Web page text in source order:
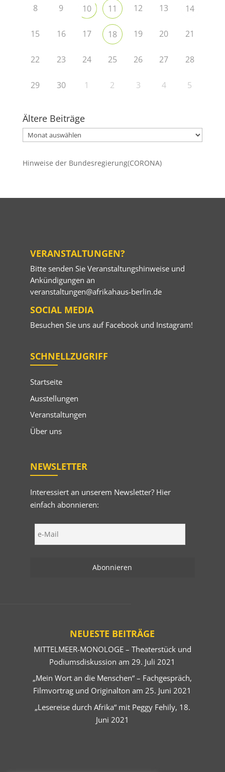
8 9 10 11 12 13 14
15 16 17 18 19 20 21
22 23 24 25 26 27 28
29 30 1 2 3 4 5
Ältere Beiträge
Ältere
Beiträge
Hinweise der Bundesregierung(CORONA)
VERANSTALTUNGEN?
Bitte senden Sie Veranstaltungshinweise und
Ankündigungen an
veranstaltungen@afrikahaus-berlin.de
SOCIAL MEDIA
Besuchen Sie uns auf Facebookund Instagram!
SCHNELLZUGRIFF
Startseite
Ausstellungen
Veranstaltungen
Über uns
NEWSLETTER
Interessiert an unserem Newsletter? Hier
einfach abonnieren:
NEUESTE BEITRÄGE
MITTELMEER-MONOLOGE – Theaterstück und
Podiumsdiskussion am 29. Juli 2021
„Mein Wort an die Menschen“ – Fachgespräch,
Filmvortrag und Originalton am 25. Juni 2021
„Lesereise durch Afrika“ mit Peggy Fehily, 18.
Juni 2021